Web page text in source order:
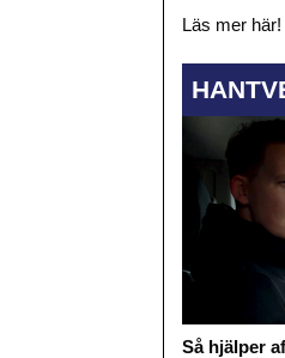
Läs mer här!
Så hjälper